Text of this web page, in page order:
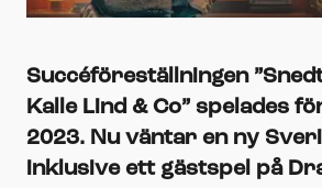
Succéföreställningen
Kalle Lind & Co” spelades
2023. Nu väntar en ny
inklusive ett gästspel på